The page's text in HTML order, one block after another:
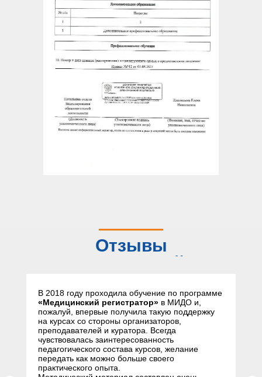
Отзывы
В 2018 году проходила обучение по программе
«Медицинский регистратор» в МИДО и,
пожалуй, впервые получила такую поддержку
на курсах со стороны организаторов,
преподавателей и куратора. Всегда
чувствовалась заинтересованность
педагогического состава курсов, желание
передать как можно больше своего
практического опыта.